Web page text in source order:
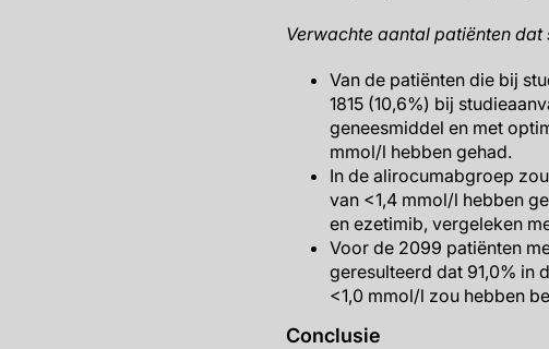
Verwachte aantal patiënten
Van de patiënten die bij
1815 (10,6%) bij
geneesmiddel en met
mmol/l hebben gehad.
In de alirocumabgroep
van <1,4 mmol/l hebben
en ezetimib, vergeleken
Voor de 2099 patiënten
geresulteerd dat 91,0% in
<1,0 mmol/l zou hebben
Conclusie